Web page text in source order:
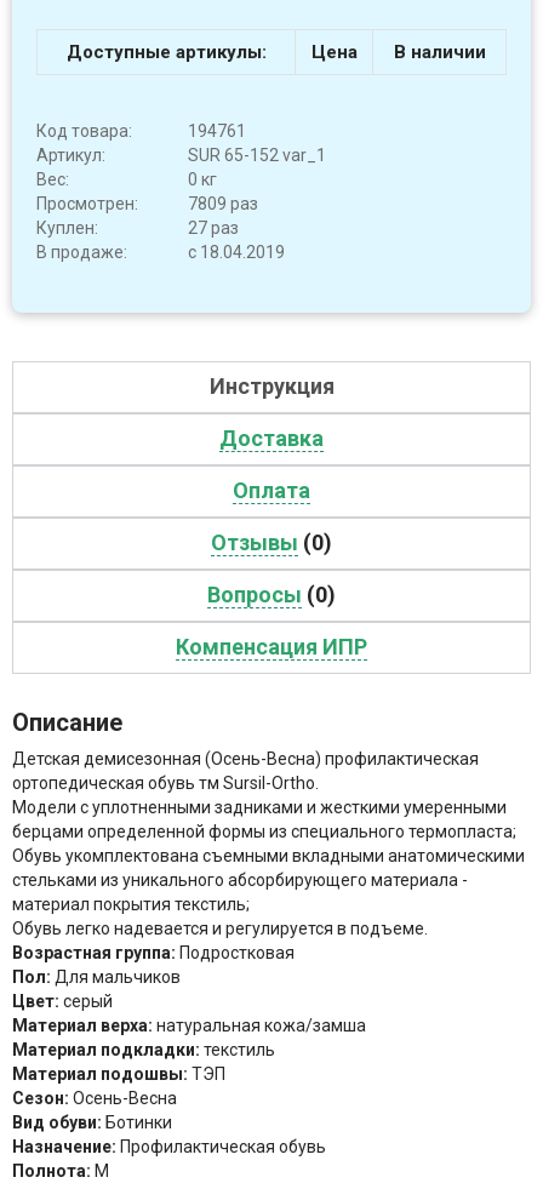
Доступные артикулы: Цена В наличии
Код товара:
194761
Артикул:
SUR 65-152 var_1
Вес:
0 кг
Просмотрен:
7809 раз
Куплен:
27 раз
В продаже:
с 18.04.2019
Инструкция
Доставка
Оплата
Отзывы (0)
Вопросы (0)
Компенсация ИПР
Описание
Детская демисезонная (Осень-Весна) профилактическая
ортопедическая обувь тм Sursil-Ortho.
Модели с уплотненными задниками и жесткими умеренными
берцами определенной формы из специального термопласта;
Обувь укомплектована съемными вкладными анатомическими
стельками из уникального абсорбирующего материала -
материал покрытия текстиль;
Обувь легко надевается и регулируется в подъеме.
Возрастная группа: Подростковая
Пол: Для мальчиков
Цвет: серый
Материал верха: натуральная кожа/замша
Материал подкладки: текстиль
Материал подошвы: ТЭП
Сезон: Осень-Весна
Вид обуви: Ботинки
Назначение: Профилактическая обувь
Полнота: M